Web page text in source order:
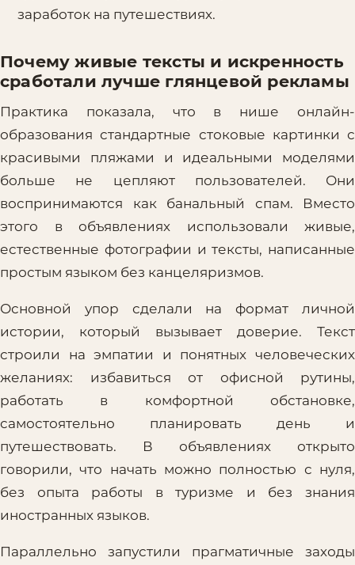
заработок на путешествиях.
Почему живые тексты и искренность
сработали лучше глянцевой рекламы
Практика показала, что в нише онлайн-
образования стандартные стоковые картинки с
красивыми пляжами и идеальными моделями
больше не цепляют пользователей. Они
воспринимаются как банальный спам. Вместо
этого в объявлениях использовали живые,
естественные фотографии и тексты, написанные
простым языком без канцеляризмов.
Основной упор сделали на формат личной
истории, который вызывает доверие. Текст
строили на эмпатии и понятных человеческих
желаниях: избавиться от офисной рутины,
работать в комфортной обстановке,
самостоятельно планировать день и
путешествовать. В объявлениях открыто
говорили, что начать можно полностью с нуля,
без опыта работы в туризме и без знания
иностранных языков.
Параллельно запустили прагматичные заходы